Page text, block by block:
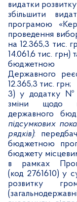
видатки
збільшити
програмою
проведення
на 12.365,3 тис.
14.061,6 тис.
бюджетною
Державного
12.365,3 тис. грн;
3) у додатку №
зміни щодо
державного
підсумкових
рядків):
бюджетною
бюджету
в рамках
(код 2761610) у
розвитку